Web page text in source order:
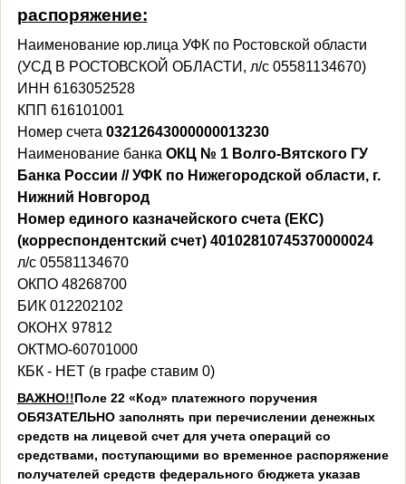
распоряжение:
Наименование юр.лица УФК по Ростовской области
(УСД В РОСТОВСКОЙ ОБЛАСТИ, л/с 05581134670)
ИНН 6163052528
КПП 616101001
Номер счета 03212643000000013230
Наименование банка ОКЦ № 1 Волго-Вятского ГУ
Банка России // УФК по Нижегородской области, г.
Нижний Новгород
Номер единого казначейского счета (ЕКС)
(корреспондентский счет) 40102810745370000024
л/с 05581134670
ОКПО 48268700
БИК 012202102
ОКОНХ 97812
ОКТМО-60701000
КБК - НЕТ (в графе ставим 0)
ВАЖНО!!Поле 22 «Код» платежного поручения
ОБЯЗАТЕЛЬНО заполнять при перечислении денежных
средств на лицевой счет для учета операций со
средствами, поступающими во временное распоряжение
получателей средств федерального бюджета указав